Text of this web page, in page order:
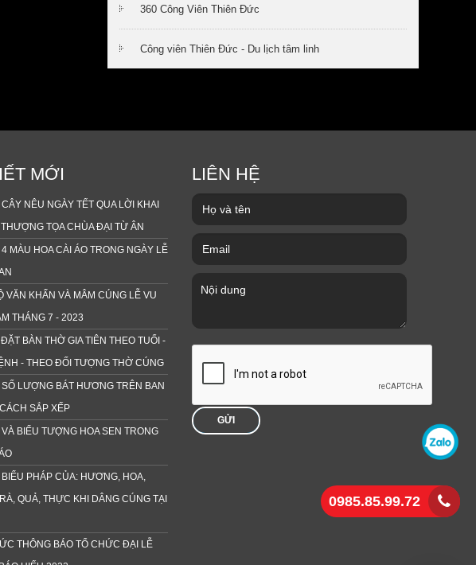
0985.85.99.72
360 Công Viên Thiên Đức
Công viên Thiên Đức - Du lịch tâm linh
MỚI
NÊU NGÀY TẾT QUA LỜI KHAI
TỌA CHÙA ĐẠI TỪ ÂN
MÀU HOA CÀI ÁO TRONG NGÀY LỄ
VĂN KHẤN VÀ MÂM CÚNG LỄ VU
THÁNG 7 - 2023
BÀN THỜ GIA TIÊN THEO TUỔI -
- THEO ĐỐI TƯỢNG THỜ CÚNG
SỐ LƯỢNG BÁT HƯƠNG TRÊN BAN
SẮP XẾP
VÀ BIỂU TƯỢNG HOA SEN TRONG
BIỂU PHÁP CỦA: HƯƠNG, HOA,
QUẢ, THỰC KHI DÂNG CÚNG TẠI
THÔNG BÁO TỔ CHỨC ĐẠI LỄ
LIÊN HỆ
GỬI